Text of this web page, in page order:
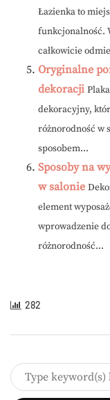
Łazienka to
funkcjonalność.
całkowicie
Oryginalne
dekoracji
dekoracyjny,
różnorodność w
sposobem...
Sposoby na
w salonie
element
wprowadzenie
różnorodność...
282